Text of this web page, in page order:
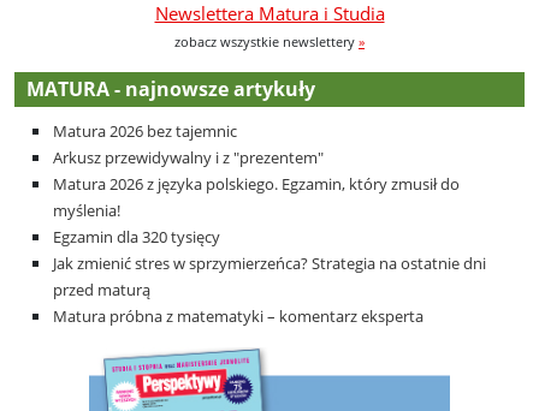
Newslettera Matura i Studia
zobacz wszystkie newslettery »
MATURA - najnowsze artykuły
Matura 2026 bez tajemnic
Arkusz przewidywalny i z "prezentem"
Matura 2026 z języka polskiego. Egzamin, który zmusił do
myślenia!
Egzamin dla 320 tysięcy
Jak zmienić stres w sprzymierzeńca? Strategia na ostatnie dni
przed maturą
Matura próbna z matematyki – komentarz eksperta